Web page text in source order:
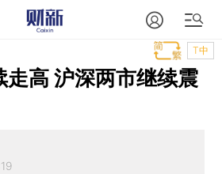
T中
走高 沪深两市继续震